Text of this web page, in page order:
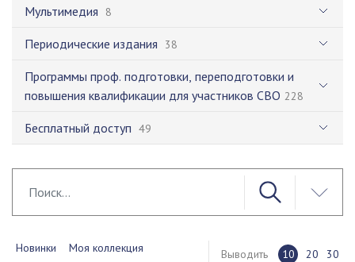
Мультимедия 8
Периодические издания 38
Программы проф. подготовки, переподготовки и
повышения квалификации для участников СВО 228
Бесплатный доступ 49
Новинки Моя коллекция Выводить 10 20 30